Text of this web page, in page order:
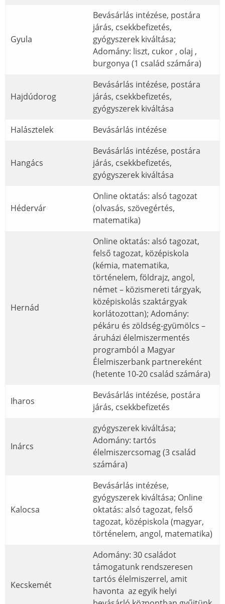
Gyula
Bevásárlás intézése, postára
járás, csekkbefizetés,
gyógyszerek kiváltása;
Adomány: liszt, cukor , olaj ,
burgonya (1 család számára)
Hajdúdorog
Bevásárlás intézése, postára
járás, csekkbefizetés,
gyógyszerek kiváltása
Halásztelek
Bevásárlás intézése
Hangács
Bevásárlás intézése, postára
járás, csekkbefizetés,
gyógyszerek kiváltása
Hédervár
Online oktatás: alsó tagozat
(olvasás, szövegértés,
matematika)
Hernád
Online oktatás: alsó tagozat,
felső tagozat, középiskola
(kémia, matematika,
történelem, földrajz, angol,
német – közismereti tárgyak,
középiskolás szaktárgyak
korlátozottan); Adomány:
pékáru és zöldség-gyümölcs –
áruházi élelmiszermentés
programból a Magyar
Élelmiszerbank partnereként
(hetente 10-20 család számára)
Iharos
Bevásárlás intézése, postára
járás, csekkbefizetés
Inárcs
gyógyszerek kiváltása;
Adomány: tartós
élelmiszercsomag (3 család
számára)
Kalocsa
Bevásárlás intézése,
gyógyszerek kiváltása; Online
oktatás: alsó tagozat, felső
tagozat, középiskola (magyar,
történelem, angol, matematika)
Kecskemét
Adomány: 30 családot
támogatunk rendszeresen
tartós élelmiszerrel, amit
havonta az egyik helyi